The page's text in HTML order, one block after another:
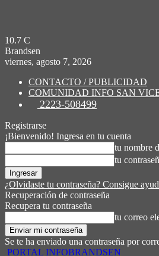
10.7 C
Brandsen
viernes, agosto 7, 2026
CONTACTO / PUBLICIDAD
COMUNIDAD INFO SAN
2223-508499
Registrarse
¡Bienvenido! Ingresa en tu cuenta
tu nombre
tu
¿Olvidaste tu contraseña? Consigue
Recuperación de contraseña
Recupera tu contraseña
tu correo
Se te ha enviado una contraseña por
PORTAL INFOBRANDSEN